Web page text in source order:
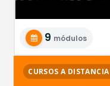
9 módulos
CURSOS A DISTANCIA